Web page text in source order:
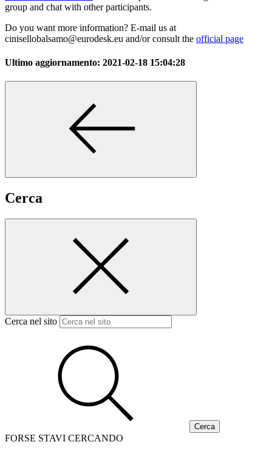
group and chat with other participants.
Do you want more information? E-mail us at
cinisellobalsamo@eurodesk.eu and/or consult the official page
Ultimo aggiornamento: 2021-02-18 15:04:28
Cerca
Cerca nel sito
FORSE STAVI CERCANDO